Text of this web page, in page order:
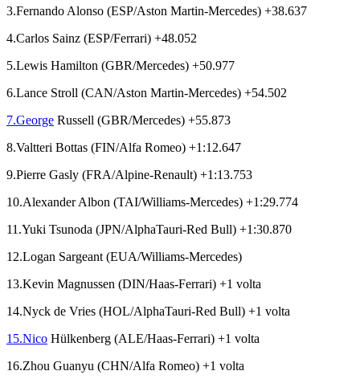
3.Fernando Alonso (ESP/Aston Martin-Mercedes) +38.637
4.Carlos Sainz (ESP/Ferrari) +48.052
5.Lewis Hamilton (GBR/Mercedes) +50.977
6.Lance Stroll (CAN/Aston Martin-Mercedes) +54.502
7.George Russell (GBR/Mercedes) +55.873
8.Valtteri Bottas (FIN/Alfa Romeo) +1:12.647
9.Pierre Gasly (FRA/Alpine-Renault) +1:13.753
10.Alexander Albon (TAI/Williams-Mercedes) +1:29.774
11.Yuki Tsunoda (JPN/AlphaTauri-Red Bull) +1:30.870
12.Logan Sargeant (EUA/Williams-Mercedes)
13.Kevin Magnussen (DIN/Haas-Ferrari) +1 volta
14.Nyck de Vries (HOL/AlphaTauri-Red Bull) +1 volta
15.Nico Hülkenberg (ALE/Haas-Ferrari) +1 volta
16.Zhou Guanyu (CHN/Alfa Romeo) +1 volta